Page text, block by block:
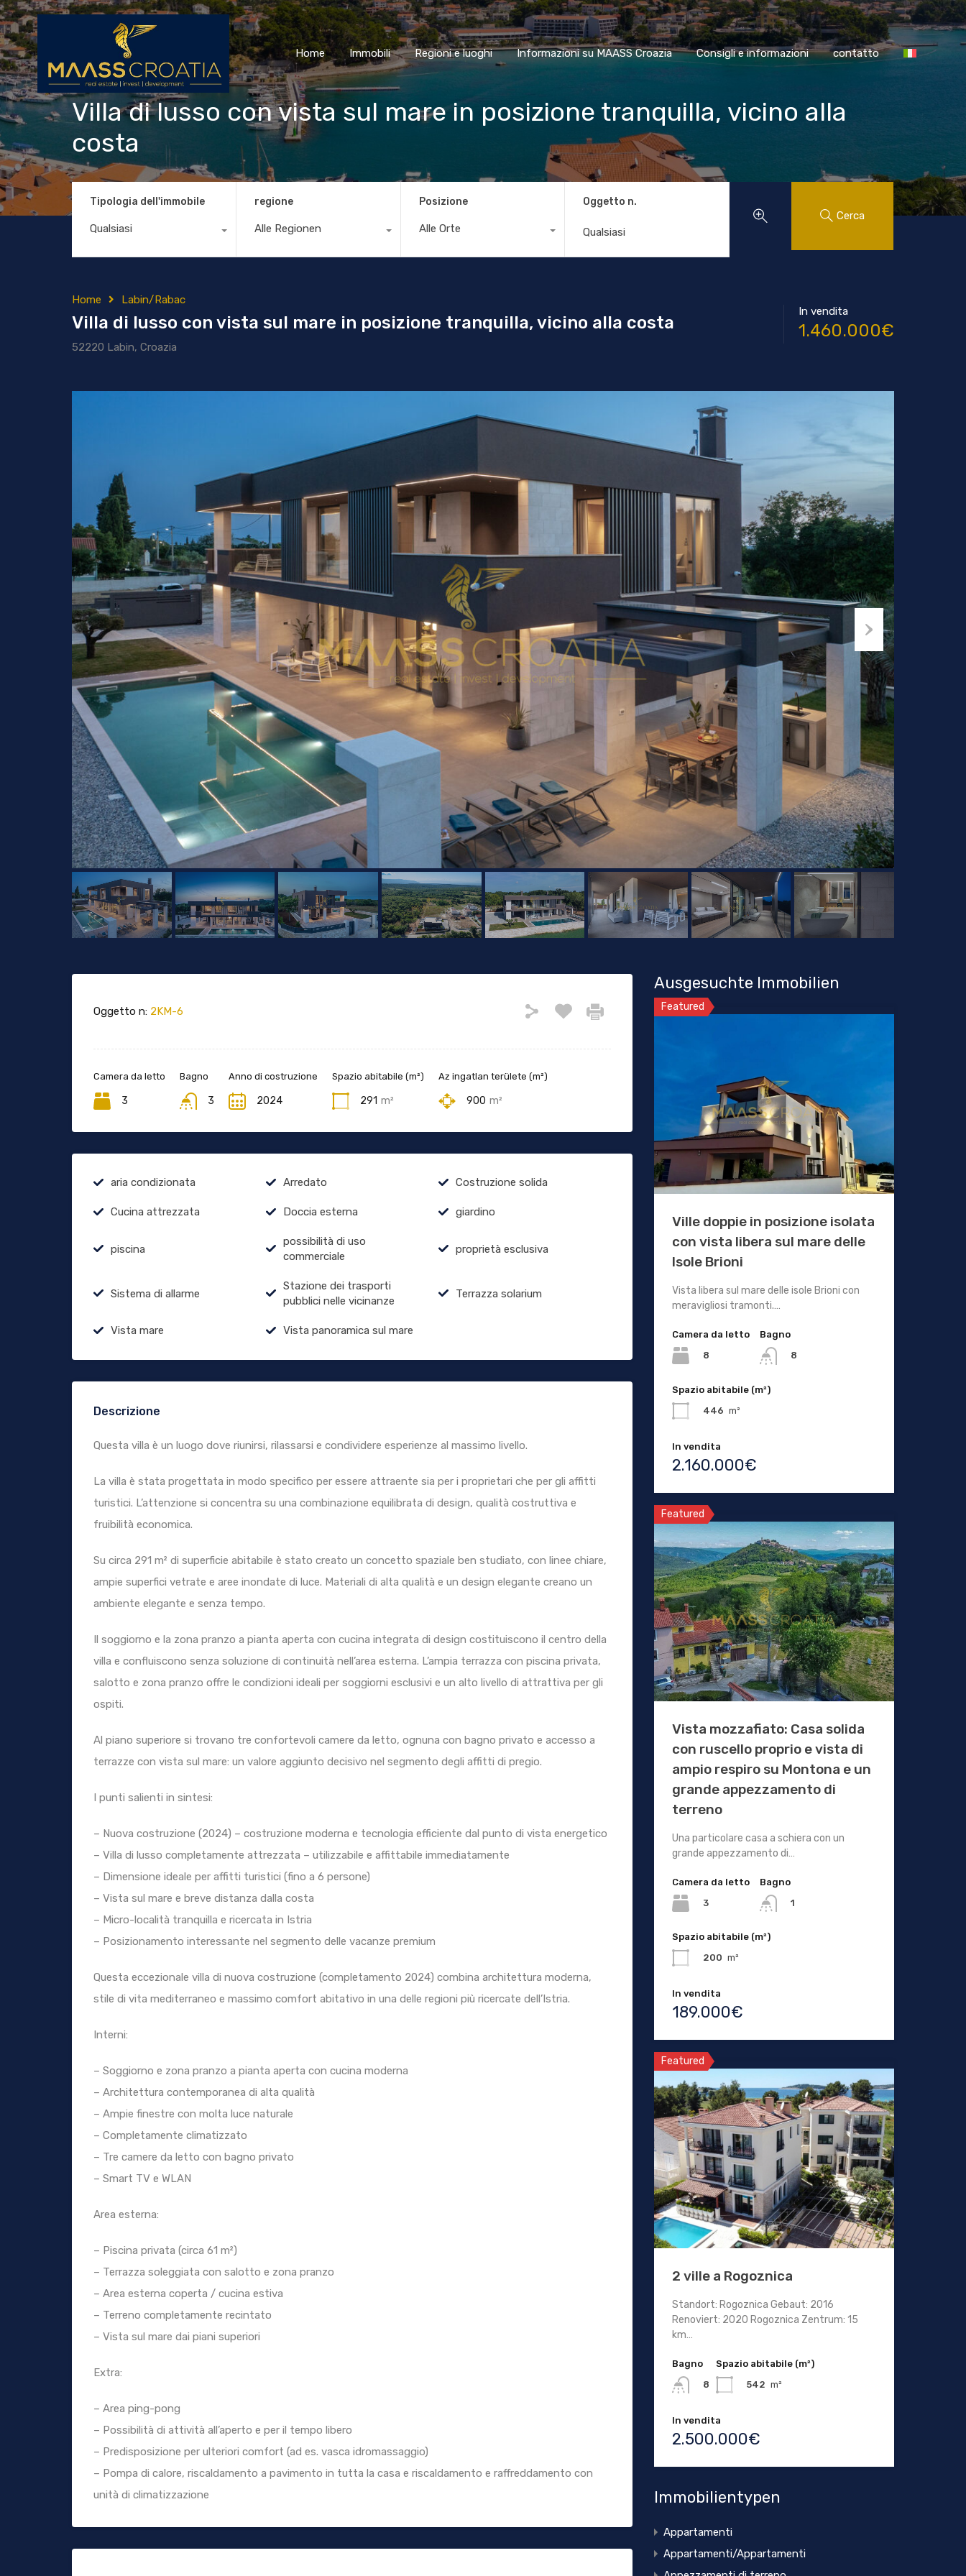
Home Immobili Regioni e luoghi Informazioni su MAASS Croazia Consigli e informazioni contatto
Home Immobili Regioni e luoghi Informazioni su MAASS Croazia Consigli e informazioni contatto
Villa di lusso con vista sul mare in posizione tranquilla, vicino alla
costa
Tipologia dell'immobile
Qualsiasi
regione
Alle Regionen
Posizione
Alle Orte
Oggetto n.
Cerca
Home Labin/Rabac
Villa di lusso con vista sul mare in posizione tranquilla, vicino alla costa
52220 Labin, Croazia
In vendita
1.460.000€
Oggetto n: 2KM-6
Camera da letto
3
Bagno
3
Anno di costruzione
2024
Spazio abitabile (m²)
291 m²
Az ingatlan területe (m²)
900 m²
aria condizionata Arredato Costruzione solida
Cucina attrezzata Doccia esterna giardino
piscina
possibilità di uso
commerciale
proprietà esclusiva
Sistema di allarme
Stazione dei trasporti
pubblici nelle vicinanze
Terrazza solarium
Vista mare Vista panoramica sul mare
Descrizione
Questa villa è un luogo dove riunirsi, rilassarsi e condividere esperienze al massimo livello.
La villa è stata progettata in modo specifico per essere attraente sia per i proprietari che per gli affitti
turistici. L’attenzione si concentra su una combinazione equilibrata di design, qualità costruttiva e
fruibilità economica.
Su circa 291 m² di superficie abitabile è stato creato un concetto spaziale ben studiato, con linee chiare,
ampie superfici vetrate e aree inondate di luce. Materiali di alta qualità e un design elegante creano un
ambiente elegante e senza tempo.
Il soggiorno e la zona pranzo a pianta aperta con cucina integrata di design costituiscono il centro della
villa e confluiscono senza soluzione di continuità nell’area esterna. L’ampia terrazza con piscina privata,
salotto e zona pranzo offre le condizioni ideali per soggiorni esclusivi e un alto livello di attrattiva per gli
ospiti.
Al piano superiore si trovano tre confortevoli camere da letto, ognuna con bagno privato e accesso a
terrazze con vista sul mare: un valore aggiunto decisivo nel segmento degli affitti di pregio.
I punti salienti in sintesi:
– Nuova costruzione (2024) – costruzione moderna e tecnologia efficiente dal punto di vista energetico
– Villa di lusso completamente attrezzata – utilizzabile e affittabile immediatamente
– Dimensione ideale per affitti turistici (fino a 6 persone)
– Vista sul mare e breve distanza dalla costa
– Micro-località tranquilla e ricercata in Istria
– Posizionamento interessante nel segmento delle vacanze premium
Questa eccezionale villa di nuova costruzione (completamento 2024) combina architettura moderna,
stile di vita mediterraneo e massimo comfort abitativo in una delle regioni più ricercate dell’Istria.
Interni:
– Soggiorno e zona pranzo a pianta aperta con cucina moderna
– Architettura contemporanea di alta qualità
– Ampie finestre con molta luce naturale
– Completamente climatizzato
– Tre camere da letto con bagno privato
– Smart TV e WLAN
Area esterna:
– Piscina privata (circa 61 m²)
– Terrazza soleggiata con salotto e zona pranzo
– Area esterna coperta / cucina estiva
– Terreno completamente recintato
– Vista sul mare dai piani superiori
Extra:
– Area ping-pong
– Possibilità di attività all’aperto e per il tempo libero
– Predisposizione per ulteriori comfort (ad es. vasca idromassaggio)
– Pompa di calore, riscaldamento a pavimento in tutta la casa e riscaldamento e raffreddamento con
unità di climatizzazione
Ausgesuchte Immobilien
Featured
Ville doppie in posizione isolata
con vista libera sul mare delle
Isole Brioni
Vista libera sul mare delle isole Brioni con
meravigliosi tramonti.…
Camera da letto
8
Bagno
8
Spazio abitabile (m²)
446 m²
In vendita
2.160.000€
Featured
Vista mozzafiato: Casa solida
con ruscello proprio e vista di
ampio respiro su Montona e un
grande appezzamento di
terreno
Una particolare casa a schiera con un
grande appezzamento di…
Camera da letto
3
Bagno
1
Spazio abitabile (m²)
200 m²
In vendita
189.000€
Featured
2 ville a Rogoznica
Standort: Rogoznica Gebaut: 2016
Renoviert: 2020 Rogoznica Zentrum: 15
km…
Bagno
8
Spazio abitabile (m²)
542 m²
In vendita
2.500.000€
Immobilientypen
Appartamenti
Appartamenti/Appartamenti